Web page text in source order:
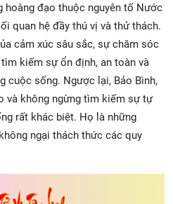
hoàng đạo thuộc nguyên tố Nước
quan hệ đầy thú vị và thử thách.
cảm xúc sâu sắc, sự chăm sóc
kiếm sự ổn định, an toàn và
cuộc sống. Ngược lại, Bảo Bình,
và không ngừng tìm kiếm sự tự
rất khác biệt. Họ là những
ngại thách thức các quy